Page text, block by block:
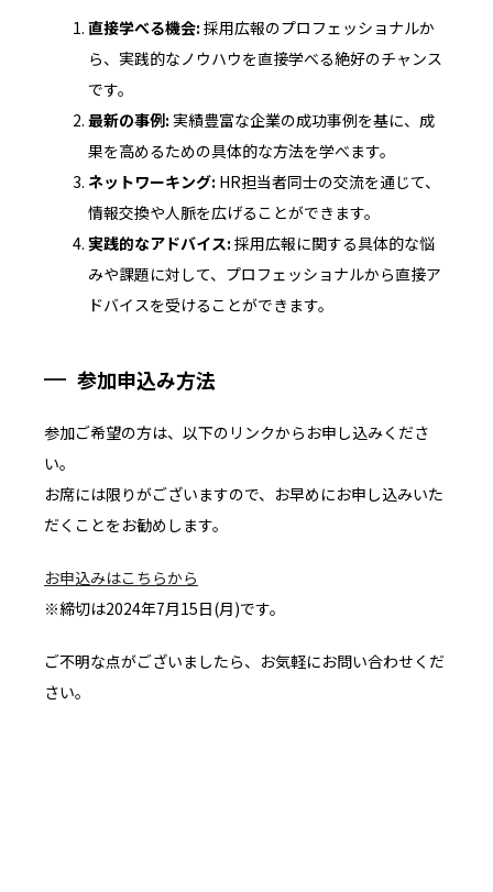
直接学べる機会: 採用広報のプロフェッショナルか
ら、実践的なノウハウを直接学べる絶好のチャンス
です。
最新の事例: 実績豊富な企業の成功事例を基に、成
果を高めるための具体的な方法を学べます。
ネットワーキング: HR担当者同士の交流を通じて、
情報交換や人脈を広げることができます。
実践的なアドバイス: 採用広報に関する具体的な悩
みや課題に対して、プロフェッショナルから直接ア
ドバイスを受けることができます。
参加申込み方法
参加ご希望の方は、以下のリンクからお申し込みくださ
い。
お席には限りがございますので、お早めにお申し込みいた
だくことをお勧めします。
お申込みはこちらから
※締切は2024年7月15日(月)です。
ご不明な点がございましたら、お気軽にお問い合わせくだ
さい。